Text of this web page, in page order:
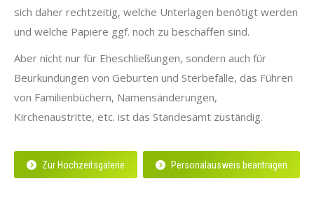
sich daher rechtzeitig, welche Unterlagen benötigt werden
und welche Papiere ggf. noch zu beschaffen sind.
Aber nicht nur für Eheschließungen, sondern auch für
Beurkundungen von Geburten und Sterbefälle, das Führen
von Familienbüchern, Namensänderungen,
Kirchenaustritte, etc. ist das Standesamt zuständig.
Zur Hochzeitsgalerie Personalausweis beantragen